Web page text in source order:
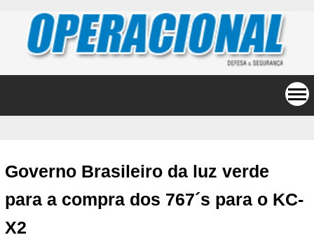
Governo Brasileiro da luz verde
para a compra dos 767´s para o KC-
X2